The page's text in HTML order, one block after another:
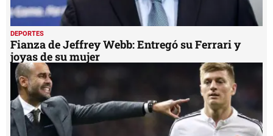
DEPORTES
Fianza de Jeffrey Webb: Entregó su Ferrari y
joyas de su mujer